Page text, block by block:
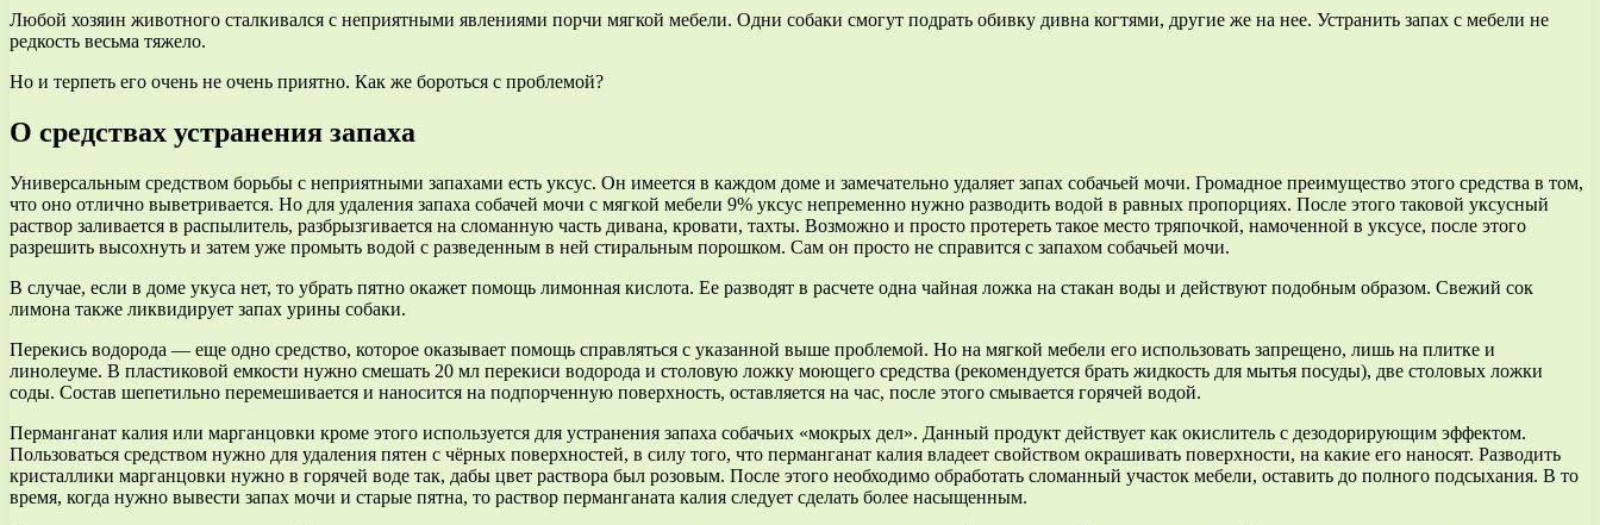
Любой хозяин животного сталкивался с неприятными явлениями порчи мягкой мебели. Одни собаки смогут подрать обивку дивна когтями, другие же на нее. Устранить запах с мебели не
редкость весьма тяжело.
Но и терпеть его очень не очень приятно. Как же бороться с проблемой?
О средствах устранения запаха
Универсальным средством борьбы с неприятными запахами есть уксус. Он имеется в каждом доме и замечательно удаляет запах собачьей мочи. Громадное преимущество этого средства в том,
что оно отлично выветривается. Но для удаления запаха собачей мочи с мягкой мебели 9% уксус непременно нужно разводить водой в равных пропорциях. После этого таковой уксусный
раствор заливается в распылитель, разбрызгивается на сломанную часть дивана, кровати, тахты. Возможно и просто протереть такое место тряпочкой, намоченной в уксусе, после этого
разрешить высохнуть и затем уже промыть водой с разведенным в ней стиральным порошком. Сам он просто не справится с запахом собачьей мочи.
В случае, если в доме укуса нет, то убрать пятно окажет помощь лимонная кислота. Ее разводят в расчете одна чайная ложка на стакан воды и действуют подобным образом. Свежий сок
лимона также ликвидирует запах урины собаки.
Перекись водорода — еще одно средство, которое оказывает помощь справляться с указанной выше проблемой. Но на мягкой мебели его использовать запрещено, лишь на плитке и
линолеуме. В пластиковой емкости нужно смешать 20 мл перекиси водорода и столовую ложку моющего средства (рекомендуется брать жидкость для мытья посуды), две столовых ложки
соды. Состав шепетильно перемешивается и наносится на подпорченную поверхность, оставляется на час, после этого смывается горячей водой.
Перманганат калия или марганцовки кроме этого используется для устранения запаха собачьих «мокрых дел». Данный продукт действует как окислитель с дезодорирующим эффектом.
Пользоваться средством нужно для удаления пятен с чёрных поверхностей, в силу того, что перманганат калия владеет свойством окрашивать поверхности, на какие его наносят. Разводить
кристаллики марганцовки нужно в горячей воде так, дабы цвет раствора был розовым. После этого необходимо обработать сломанный участок мебели, оставить до полного подсыхания. В то
время, когда нужно вывести запах мочи и старые пятна, то раствор перманганата калия следует сделать более насыщенным.